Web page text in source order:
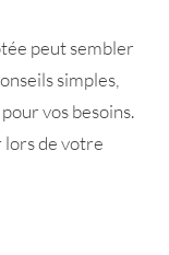
peut sembler
simples,
vos besoins.
lors de votre